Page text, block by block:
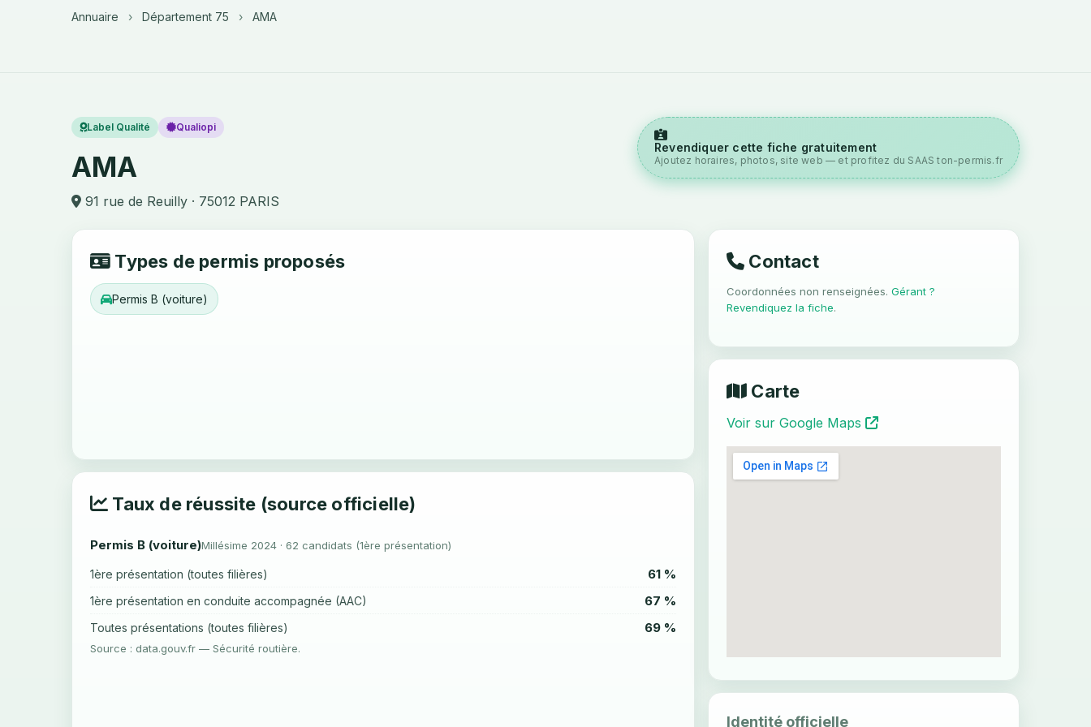
Annuaire › Département 75 › AMA
Label Qualité Qualiopi
AMA
91 rue de Reuilly · 75012 PARIS
Revendiquer cette fiche gratuitement
Ajoutez horaires, photos, site web — et profitez du SAAS ton-permis.fr
Types de permis proposés
Permis B (voiture)
Taux de réussite (source officielle)
Permis B (voiture)Millésime 2024 · 62 candidats (1ère présentation)
1ère présentation (toutes filières) 61 %
1ère présentation en conduite accompagnée (AAC) 67 %
Toutes présentations (toutes filières) 69 %
Source : data.gouv.fr — Sécurité routière.
Contact
Coordonnées non renseignées. Gérant ?
Revendiquez la fiche.
Carte
Voir sur Google Maps
Identité officielle